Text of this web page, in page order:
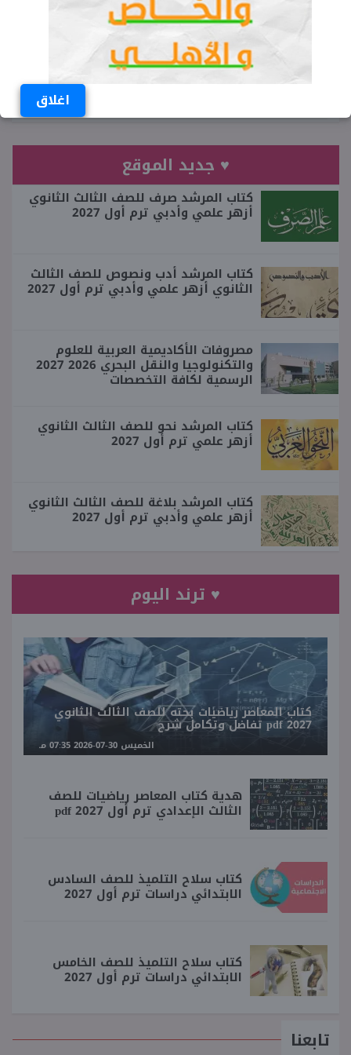
اغلاق
صحفي مصري يقيم في محافظة الجيزة
ومتخصص في ملف التعليم وكتابة الأخبار
♥ جديد الموقع
كتاب المرشد صرف للصف الثالث الثانوي
أزهر علمي وأدبي ترم أول 2027
كتاب المرشد أدب ونصوص للصف الثالث
الثانوي أزهر علمي وأدبي ترم أول 2027
مصروفات الأكاديمية العربية للعلوم
والتكنولوجيا والنقل البحري 2026 2027
الرسمية لكافة التخصصات
كتاب المرشد نحو للصف الثالث الثانوي
أزهر علمي ترم أول 2027
كتاب المرشد بلاغة للصف الثالث الثانوي
أزهر علمي وأدبي ترم أول 2027
♥ ترند اليوم
كتاب المعاصر رياضيات بحته للصف الثالث الثانوي
2027 pdf تفاضل وتكامل شرح
الخميس 30-07-2026 07:35 مـ
هدية كتاب المعاصر رياضيات للصف
الثالث الإعدادي ترم أول 2027 pdf
كتاب سلاح التلميذ للصف السادس
الابتدائي دراسات ترم أول 2027
كتاب سلاح التلميذ للصف الخامس
الابتدائي دراسات ترم أول 2027
تابعنا